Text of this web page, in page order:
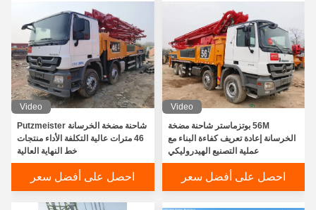
Video
شاحنة مضخة الخرسانة Putzmeister
46 مترات عالية التكلفة الأداء منتجات
خط النهاية العالية
احصل على أفضل سعر
Video
56M بوتزماستر شاحنة مضخة
الخرسانة إعادة تعريف كفاءة البناء مع
عملية التصنيع الهيدروليكي
احصل على أفضل سعر